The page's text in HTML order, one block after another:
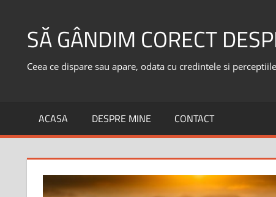
contentSĂ GÂNDIM CORECT
Ceea ce dispare sau apare, odata cu credintele si
ACASA DESPRE MINE CONTACT